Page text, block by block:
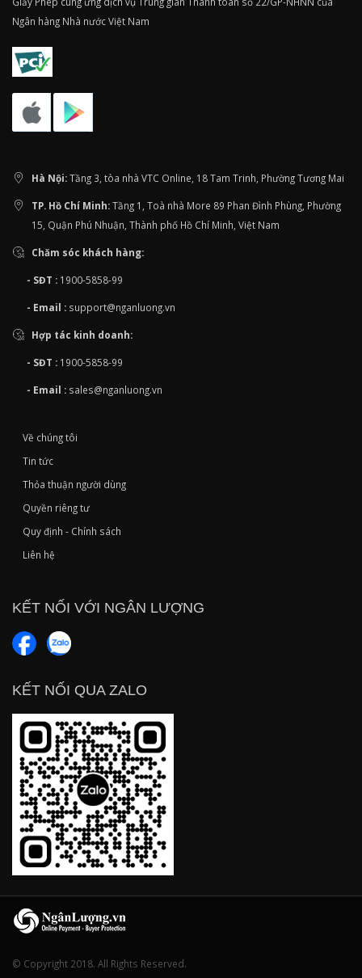
Ngân hàng Nhà nước Việt Nam
Hà Nội:Tầng 3, tòa nhà VTC Online, 18 Tam Trinh, Phường Tương Mai
TP. Hồ Chí Minh:Tầng 1, Toà nhà More 89 Phan Đình Phùng, Phường
15, Quận Phú Nhuận, Thành phố Hồ Chí Minh, Việt Nam
Chăm sóc khách hàng:
- SĐT : 1900-5858-99
- Email : support@nganluong.vn
Hợp tác kinh doanh:
- SĐT : 1900-5858-99
- Email : sales@nganluong.vn
Về chúng tôi
Tin tức
Thỏa thuận người dùng
Quyền riêng tư
Quy định - Chính sách
Liên hệ
KẾT NỐI VỚI NGÂN LƯỢNG
KẾT NỐI QUA ZALO
© Copyright 2018. All Rights Reserved.